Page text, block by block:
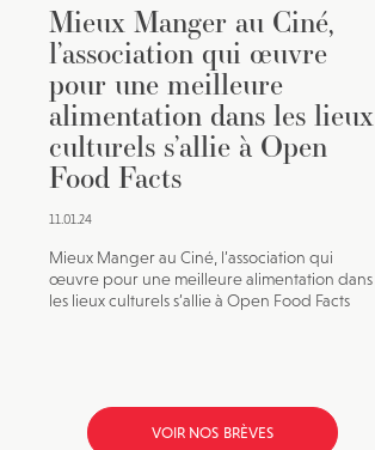
Mieux Manger au Ciné,
l’association qui œuvre
pour une meilleure
alimentation dans les lieux
culturels s’allie à Open
Food Facts
11.01.24
Mieux Manger au Ciné, l’association qui
œuvre pour une meilleure alimentation dans
les lieux culturels s’allie à Open Food Facts
VOIR NOS BRÈVES